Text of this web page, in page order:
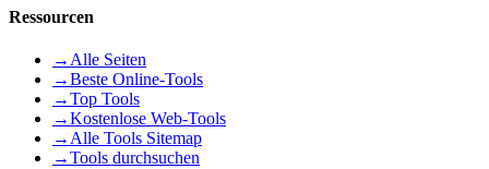
Ressourcen
→ Alle Seiten
→Beste Online-Tools
→Top Tools
→Kostenlose Web-Tools
→ Alle Tools Sitemap
→Tools durchsuchen